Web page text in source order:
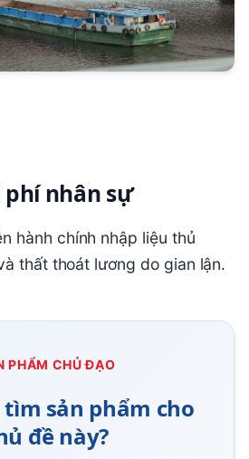
phí nhân sự
hành chính nhập liệu thủ
thất thoát lương do gian lận.
PHẨM CHỦ ĐẠO
sản phẩm cho
đề này?